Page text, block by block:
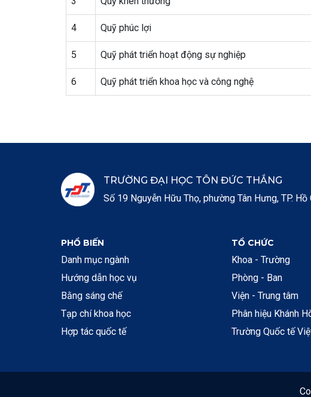
4 Quỹ phúc lợi
5 Quỹ phát triển hoạt động sự nghiệp
6 Quỹ phát triển khoa học và công nghệ
TRƯỜNG ĐẠI HỌC TÔN ĐỨC THẮNG
Số 19 Nguyễn Hữu Thọ, phường Tân Hưng, TP.
PHỔ BIẾN
Danh mục ngành
Hướng dẫn học vụ
Bằng sáng chế
Tạp chí khoa học
Hợp tác quốc tế
TỔ CHỨC
Khoa - Trường
Phòng - Ban
Viện - Trung tâm
Phân hiệu Khánh
Trường Quốc tế